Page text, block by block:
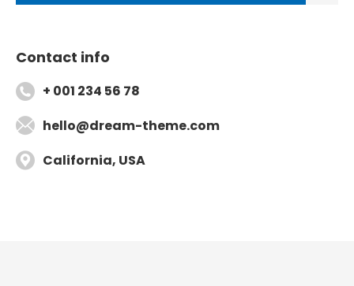
Contact info
+ 001 234 56 78
hello@dream-theme.com
California, USA